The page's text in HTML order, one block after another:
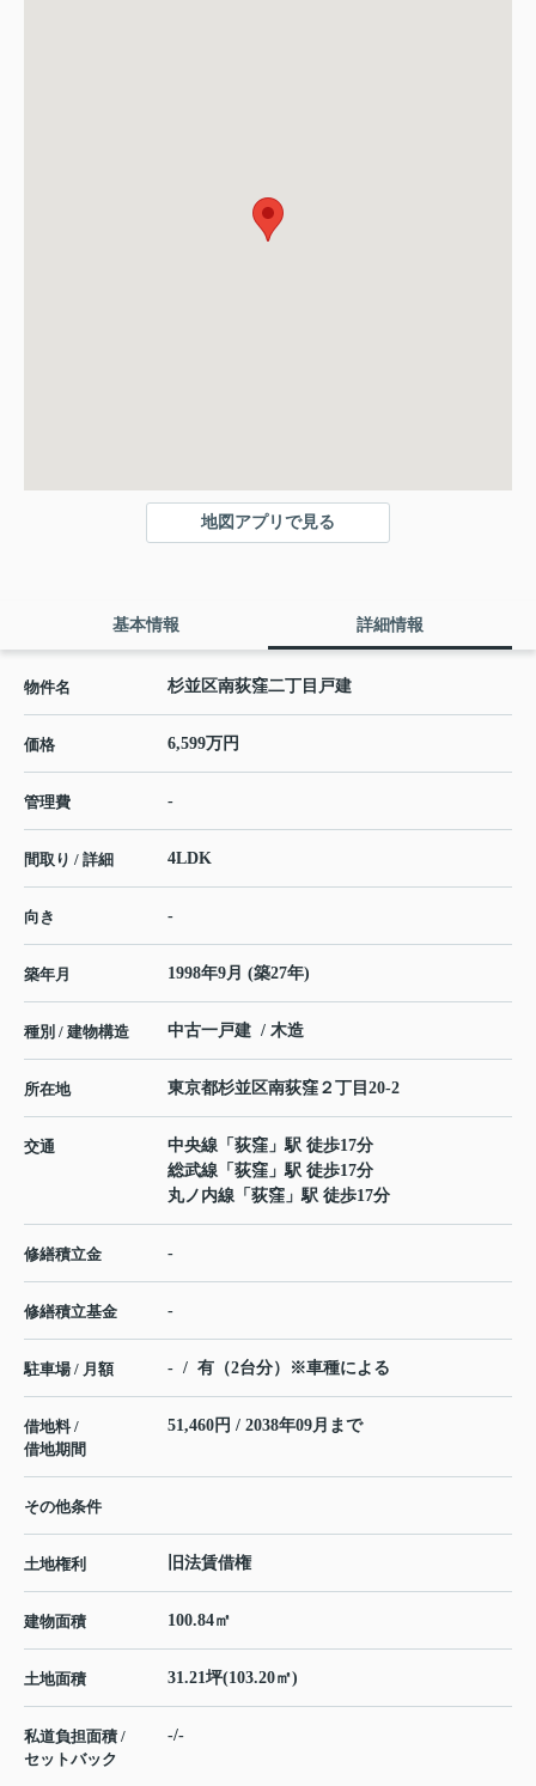
地図アプリで見る
基本情報 詳細情報
物件名 杉並区南荻窪二丁目戸建
価格 6,599万円
管理費 -
間取り / 詳細 4LDK
向き -
築年月 1998年9月 (築27年)
種別 / 建物構造 中古一戸建 / 木造
所在地 東京都杉並区南荻窪 ２丁目20-2
交通 中央線 「 荻窪 」駅 徒歩17分
総武線 「 荻窪 」駅 徒歩17分
丸ノ内線 「 荻窪 」駅 徒歩17分
修繕積立金 -
修繕積立基金 -
駐車場 / 月額 - / 有（2台分）※車種による
借地料 /
借地期間
51,460円 / 2038年09月まで
その他条件
土地権利 旧法賃借権
建物面積 100.84㎡
土地面積 31.21坪(103.20㎡)
私道負担面積 /
セットバック
-/-